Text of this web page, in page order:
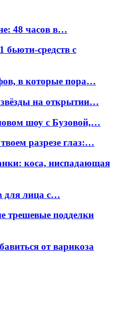
48 часов в…
средств с
в которые пора…
на открытии…
шоу с Бузовой,…
разрезе глаз:…
коса, ниспадающая
для лица с…
трешевые подделки
от варикоза